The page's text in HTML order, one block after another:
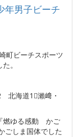
男子ビーチ
町ビーチスポーツ
。
北海道1⃣瀨﨑・
燃ゆる感動 かご
ごしま国体でした